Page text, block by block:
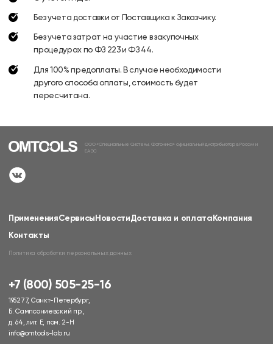
Без учета доставки от Поставщика к Заказчику.
Без учета затрат на участие в закупочных
процедурах по ФЗ 223 и ФЗ 44.
Для 100% предоплаты. В случае необходимости
другого способа оплаты, стоимость будет
пересчитана.
ООО «Специальные Системы. Фотоника» официальный дистрибьютор в России и
ЕАЭС
ПримененияСервисыНовостиДоставка и оплатаКомпания
Контакты
Политика обработки персональных данных
+7 (800) 505-25-16
195277, Санкт-Петербург,
Б. Сампсониевский пр.,
д. 64, лит. Е, пом. 2-Н
info@omtools-lab.ru